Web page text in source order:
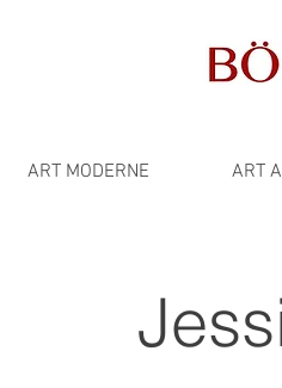
ART MODERNE ART